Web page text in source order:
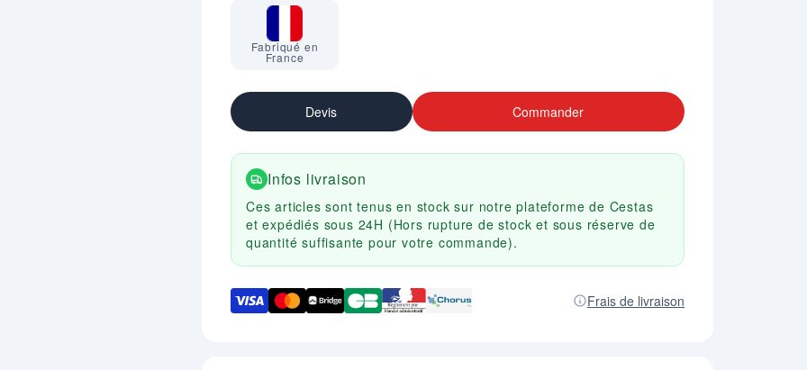
Fabriqué en
France
Devis Commander
Infos livraison
Ces articles sont tenus en stock sur notre plateforme de Cestas
et expédiés sous 24H (Hors rupture de stock et sous réserve de
quantité suffisante pour votre commande).
Frais de livraison